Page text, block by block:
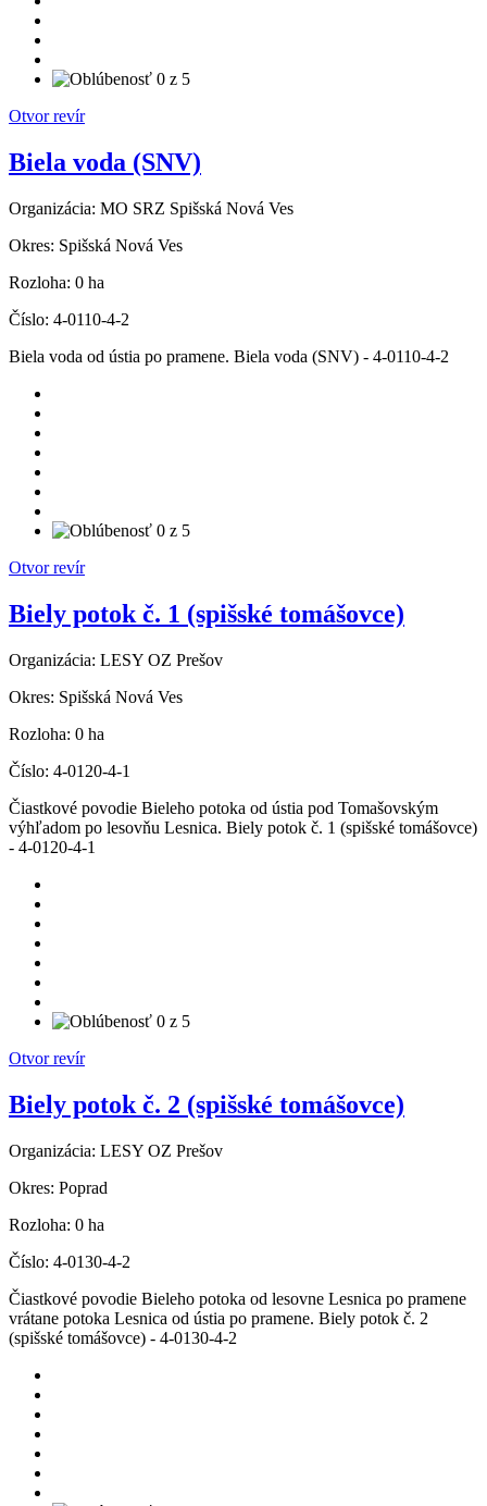
Otvor revír
Biela voda (SNV)
Organizácia: MO SRZ Spišská Nová Ves
Okres: Spišská Nová Ves
Rozloha: 0 ha
Číslo: 4-0110-4-2
Biela voda od ústia po pramene. Biela voda (SNV) - 4-0110-4-2
Otvor revír
Biely potok č. 1 (spišské tomášovce)
Organizácia: LESY OZ Prešov
Okres: Spišská Nová Ves
Rozloha: 0 ha
Číslo: 4-0120-4-1
Čiastkové povodie Bieleho potoka od ústia pod Tomašovským
výhľadom po lesovňu Lesnica. Biely potok č. 1 (spišské tomášovce)
- 4-0120-4-1
Otvor revír
Biely potok č. 2 (spišské tomášovce)
Organizácia: LESY OZ Prešov
Okres: Poprad
Rozloha: 0 ha
Číslo: 4-0130-4-2
Čiastkové povodie Bieleho potoka od lesovne Lesnica po pramene
vrátane potoka Lesnica od ústia po pramene. Biely potok č. 2
(spišské tomášovce) - 4-0130-4-2